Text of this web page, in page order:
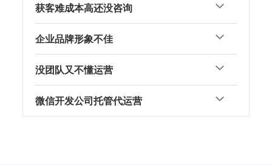
获客难成本高还没咨询
企业品牌形象不佳
没团队又不懂运营
微信开发公司托管代运营